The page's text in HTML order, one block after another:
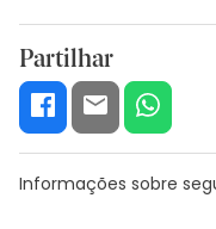
Partilhar
Informações sobre